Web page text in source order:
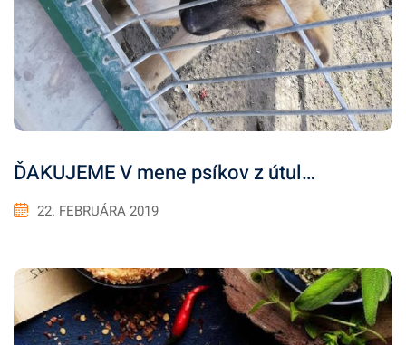
ĎAKUJEME V mene psíkov z útul…
22. FEBRUÁRA 2019